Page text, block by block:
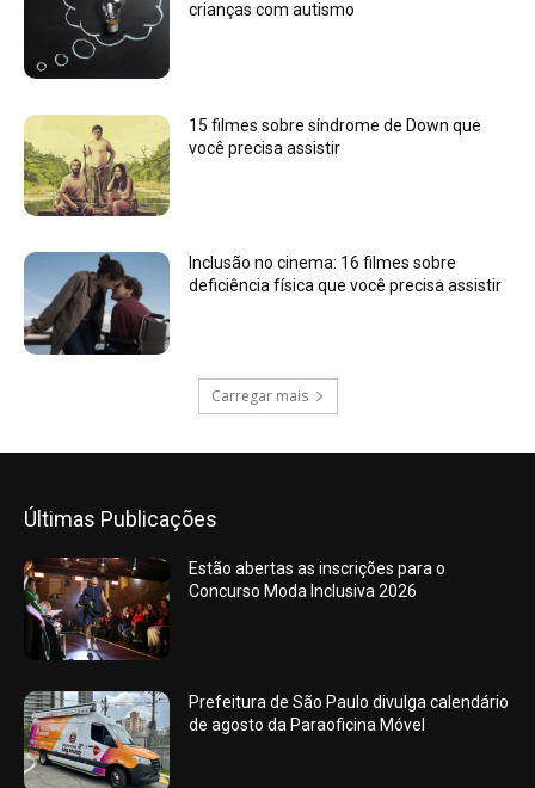
crianças com autismo
15 filmes sobre síndrome de Down que
você precisa assistir
Inclusão no cinema: 16 filmes sobre
deficiência física que você precisa assistir
Carregar mais
Últimas Publicações
Estão abertas as inscrições para o
Concurso Moda Inclusiva 2026
Prefeitura de São Paulo divulga calendário
de agosto da Paraoficina Móvel